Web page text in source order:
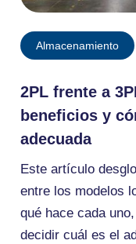
Almacenamiento
2PL frente a
beneficios y
adecuada
Este artículo
entre los modelos
qué hace cada
decidir cuál es el